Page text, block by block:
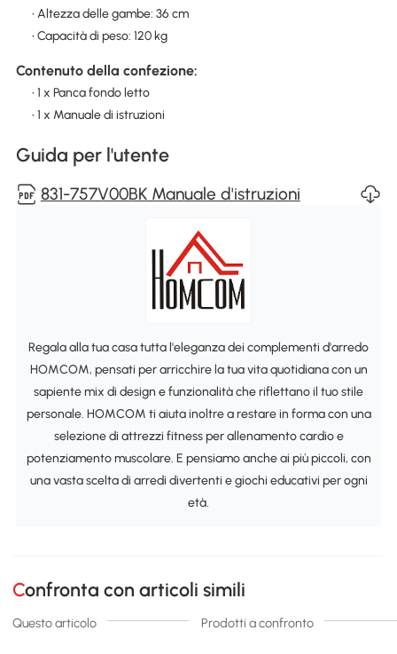
• Altezza delle gambe: 36 cm
• Capacità di peso: 120 kg
Contenuto della confezione:
• 1 x Panca fondo letto
• 1 x Manuale di istruzioni
Guida per l'utente
831-757V00BK Manuale d'istruzioni
Regala alla tua casa tutta l'eleganza dei complementi d'arredo
HOMCOM, pensati per arricchire la tua vita quotidiana con un
sapiente mix di design e funzionalità che riflettano il tuo stile
personale. HOMCOM ti aiuta inoltre a restare in forma con una
selezione di attrezzi fitness per allenamento cardio e
potenziamento muscolare. E pensiamo anche ai più piccoli, con
una vasta scelta di arredi divertenti e giochi educativi per ogni
età.
Confronta con articoli simili
Questo articolo Prodotti a confronto